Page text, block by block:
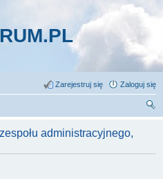
Zaloguj się
Zarejestruj się
administracyjnego,